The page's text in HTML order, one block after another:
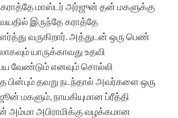
கராத்தே மாஸ்டர் அர்ஜுன் தன் மகளுக்கு
வயதில் இருந்தே கராத்தே
வருகிறார். அத்துடன் ஒரு பெண்
யாருக்காவது உதவி
வேண்டும் எனவும் சொல்லி
பின்பும் தவறு நடந்தால் அவர்களை ஒரு
மகளும், நாயகியுமான ப்ரீத்தி
அம்மா அபிராமிக்கு வழக்கமான